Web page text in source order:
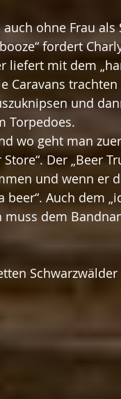
ohne Frau
fordert
liefert mit dem
Caravans
und
Torpedoes.
wo geht man
Der „Beer
und wenn er
beer“. Auch dem
dem